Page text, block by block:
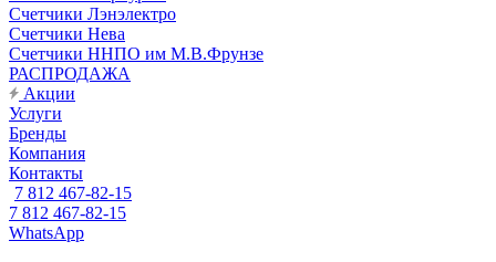
Счетчики Лэнэлектро
Счетчики Нева
Счетчики ННПО им М.В.Фрунзе
РАСПРОДАЖА
Акции
Услуги
Бренды
Компания
Контакты
7 812 467-82-15
7 812 467-82-15
WhatsApp